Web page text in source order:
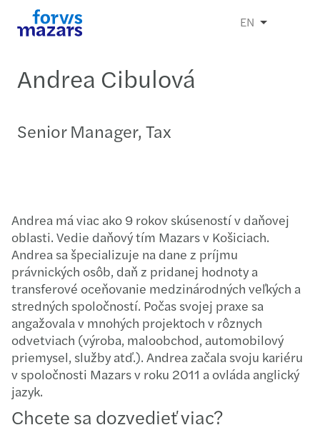
EN
Andrea Cibulová
Senior Manager, Tax
Andrea má viac ako 9 rokov skúseností v daňovej
oblasti. Vedie daňový tím Mazars v Košiciach.
Andrea sa špecializuje na dane z príjmu
právnických osôb, daň z pridanej hodnoty a
transferové oceňovanie medzinárodných veľkých a
stredných spoločností. Počas svojej praxe sa
angažovala v mnohých projektoch v rôznych
odvetviach (výroba, maloobchod, automobilový
priemysel, služby atď.). Andrea začala svoju kariéru
v spoločnosti Mazars v roku 2011 a ovláda anglický
jazyk.
Chcete sa dozvedieť viac?